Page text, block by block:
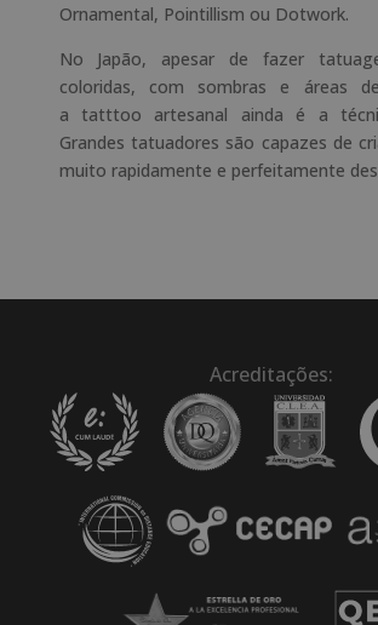
Ornamental, Pointillism ou Dotwork.
No Japão, apesar de fazer
coloridas, com sombras e áreas
a tatttoo artesanal ainda é a
Grandes tatuadores são capazes de
muito rapidamente e perfeitamente
Acreditações: